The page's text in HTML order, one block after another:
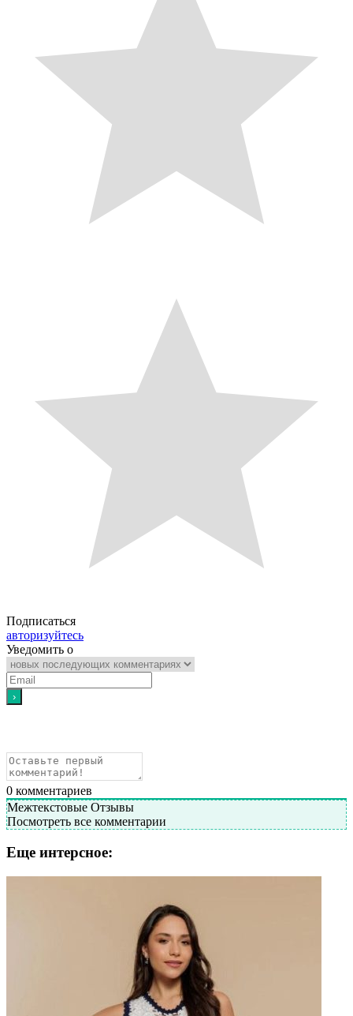
Подписаться
авторизуйтесь
Уведомить о
0 комментариев
Межтекстовые Отзывы
Посмотреть все комментарии
Еще интерсное: